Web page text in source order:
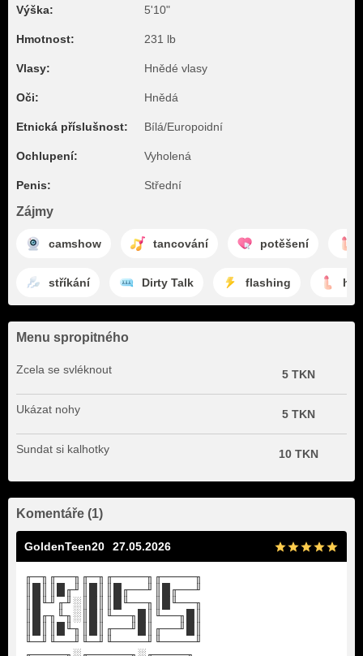
Výška: 5'10"
Hmotnost: 231 lb
Vlasy: Hnědé vlasy
Oči: Hnědá
Etnická příslušnost: Bílá/Europoidní
Ochlupení: Vyholená
Penis: Střední
Zájmy
camshow tancování potěšení
stříkání Dirty Talk flashing
Menu spropitného
Zcela se svléknout 5 TKN
Ukázat nohy 5 TKN
Sundat si kalhotky 10 TKN
Komentáře (1)
GoldenTeen20 27.05.2026
╓─╖╓──╖╓─╖╓────╖╓────╖
║█║║█╓╜║█║║█╓──╜║█╓──╜
║█╙╜╓╜░║█║║█╙──╖║█╙──╖
║█╓╖╙╖░║█║╙──╖█║╙──╖█║
║█║║█╙╖║█║╓──╜█║╓──╜█║
╙─╜╙──╜╙─╜╙────╜╙────╜